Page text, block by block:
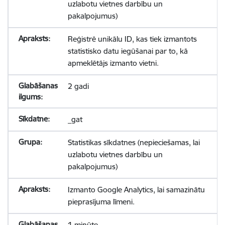
uzlabotu vietnes darbību un
pakalpojumus)
Reģistrē unikālu ID, kas tiek izmantots
statistisko datu iegūšanai par to, kā
apmeklētājs izmanto vietni.
2 gadi
_gat
Statistikas sīkdatnes (nepieciešamas, lai
uzlabotu vietnes darbību un
pakalpojumus)
Izmanto Google Analytics, lai samazinātu
pieprasījuma līmeni.